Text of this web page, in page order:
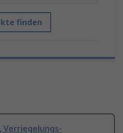
finden
Verriegelungs-